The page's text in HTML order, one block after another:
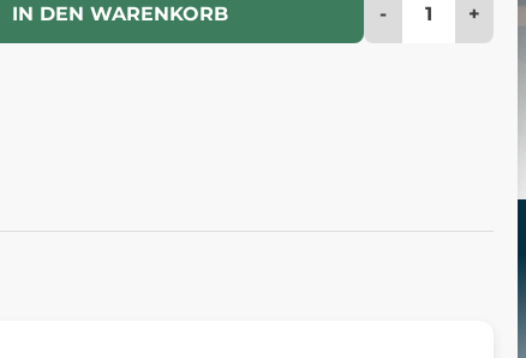
IN DEN WARENKORB - +